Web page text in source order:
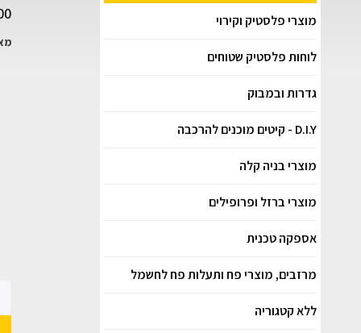
מוצרי פלסטיק וקירוי
לוחות פלסטיק שטוחים
גדרות ובמבוק
D.I.Y - קיטים מוכנים להרכבה
מוצרי בניה קלה
מוצרי ברזל ופרופילים
אספקה טכנית
מרזבים, מוצרי פח ותעלות פח לחשמל
ללא קטגוריה